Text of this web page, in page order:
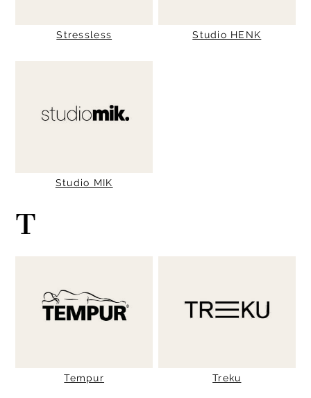
Stressless Studio HENK
Studio MIK
T
Tempur Treku